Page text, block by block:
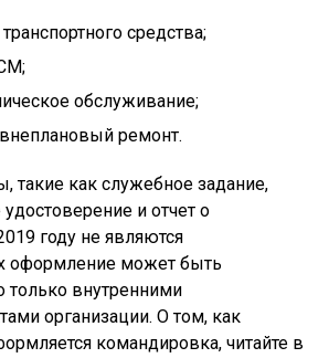
средства;
обслуживание;
ремонт.
такие как служебное задание,
и отчет о
году не являются
оформление может быть
только внутренними
организации. О том, как
командировка, читайте в